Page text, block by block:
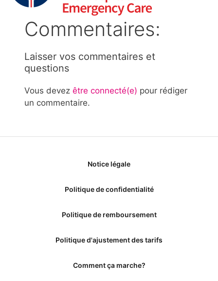
Commentaires:
Laisser vos commentaires et
questions
Vous devez être connecté(e) pour rédiger
un commentaire.
Notice légale
Politique de confidentialité
Politique de remboursement
Politique d'ajustement des tarifs
Comment ça marche?